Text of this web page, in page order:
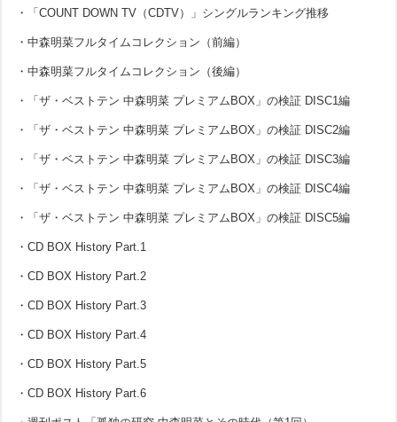
・「COUNT DOWN TV（CDTV）」シングルランキング推移
・中森明菜フルタイムコレクション（前編）
・中森明菜フルタイムコレクション（後編）
・「ザ・ベストテン 中森明菜 プレミアムBOX」の検証 DISC1編
・「ザ・ベストテン 中森明菜 プレミアムBOX」の検証 DISC2編
・「ザ・ベストテン 中森明菜 プレミアムBOX」の検証 DISC3編
・「ザ・ベストテン 中森明菜 プレミアムBOX」の検証 DISC4編
・「ザ・ベストテン 中森明菜 プレミアムBOX」の検証 DISC5編
・CD BOX History Part.1
・CD BOX History Part.2
・CD BOX History Part.3
・CD BOX History Part.4
・CD BOX History Part.5
・CD BOX History Part.6